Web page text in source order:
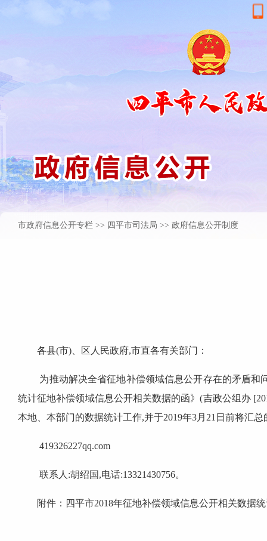
市政府信息公开专栏 >> 四平市司法局 >> 政府信息公开制度
各县(市)、区人民政府,市直各有关部门：
为推动解决全省征地补偿领域信息公开存在的矛盾和问
统计征地补偿领域信息公开相关数据的函》(吉政公组办
本地、本部门的数据统计工作,并于2019年3月21日前将汇
419326227qq.com
联系人:胡绍国,电话:13321430756。
附件：四平市2018年征地补偿领域信息公开相关数据统